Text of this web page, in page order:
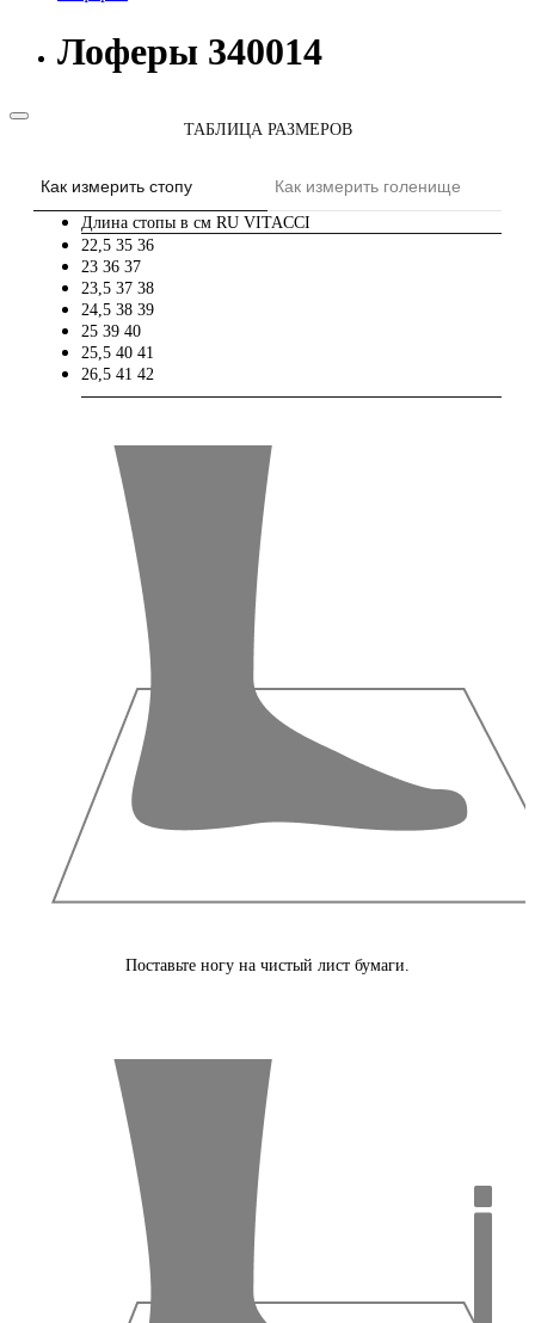
Лоферы 340014
ТАБЛИЦА РАЗМЕРОВ
Как измерить стопу Как измерить голенище
Длина стопы в см RU VITACCI
22,5 35 36
23 36 37
23,5 37 38
24,5 38 39
25 39 40
25,5 40 41
26,5 41 42
Поставьте ногу на чистый лист бумаги.